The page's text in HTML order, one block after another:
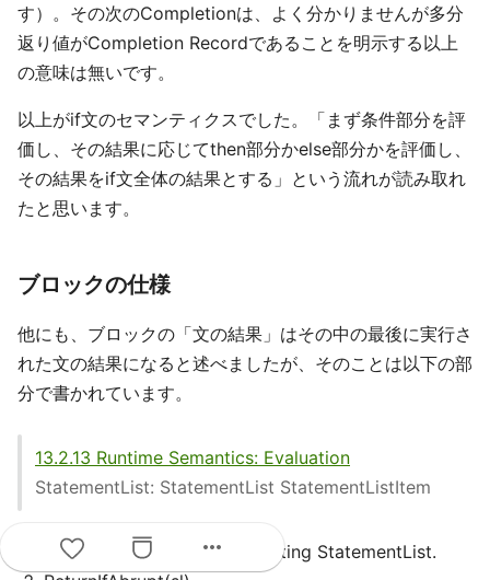
す）。その次のCompletionは、よく分かりませんが多分
返り値がCompletion Recordであることを明示する以上
の意味は無いです。
以上がif文のセマンティクスでした。「まず条件部分を評
価し、その結果に応じてthen部分かelse部分かを評価し、
その結果をif文全体の結果とする」という流れが読み取れ
たと思います。
ブロックの仕様
他にも、ブロックの「文の結果」はその中の最後に実行さ
れた文の結果になると述べましたが、そのことは以下の部
分で書かれています。
13.2.13 Runtime Semantics: Evaluation
StatementList: StatementList StatementListItem
Let sl be the result of evaluating StatementList.
more_horiz